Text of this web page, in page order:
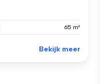
65 m²
Bekijk meer